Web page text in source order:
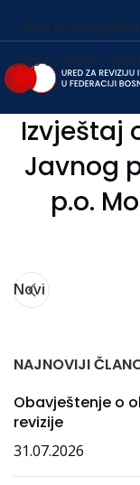
Skip to
Skip to main
Izvještaj
Javnog
p.o.
Novi
NAJNOVIJI
Obavještenje o
revizije
31.07.2026